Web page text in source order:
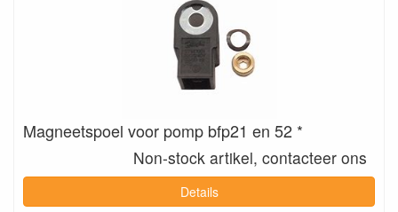
Magneetspoel voor pomp bfp21 en 52 *
Non-stock artikel, contacteer ons
Details